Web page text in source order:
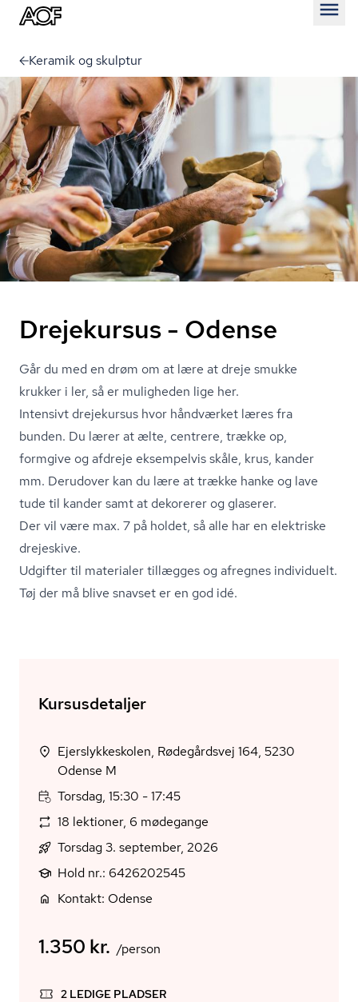
Keramik og skulptur
Drejekursus - Odense
Går du med en drøm om at lære at dreje smukke
krukker i ler, så er muligheden lige her.
Intensivt drejekursus hvor håndværket læres fra
bunden. Du lærer at ælte, centrere, trække op,
formgive og afdreje eksempelvis skåle, krus, kander
mm. Derudover kan du lære at trække hanke og lave
tude til kander samt at dekorerer og glaserer.
Der vil være max. 7 på holdet, så alle har en elektriske
drejeskive.
Udgifter til materialer tillægges og afregnes individuelt.
Tøj der må blive snavset er en god idé.
Kursusdetaljer
Ejerslykkeskolen, Rødegårdsvej 164, 5230
Odense M
Torsdag, 15:30 - 17:45
18 lektioner, 6 mødegange
Torsdag 3. september, 2026
Hold nr.: 6426202545
Kontakt: Odense
1.350 kr. /person
2 LEDIGE PLADSER